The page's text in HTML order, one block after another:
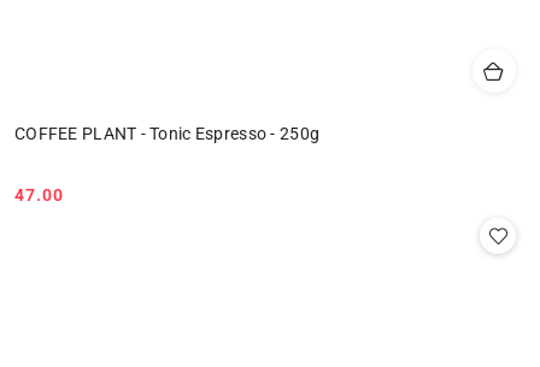
COFFEE PLANT - Tonic Espresso - 250g
Cena:
47.00